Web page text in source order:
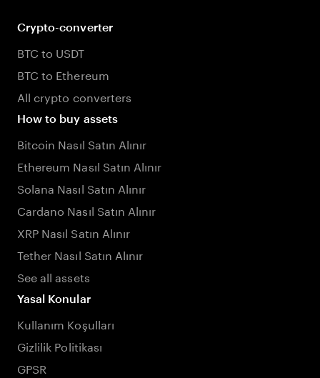
Crypto-converter
BTC to USDT
BTC to Ethereum
All crypto converters
How to buy assets
Bitcoin Nasıl Satın Alınır
Ethereum Nasıl Satın Alınır
Solana Nasıl Satın Alınır
Cardano Nasıl Satın Alınır
XRP Nasıl Satın Alınır
Tether Nasıl Satın Alınır
See all assets
Yasal Konular
Kullanım Koşulları
Gizlilik Politikası
GPSR